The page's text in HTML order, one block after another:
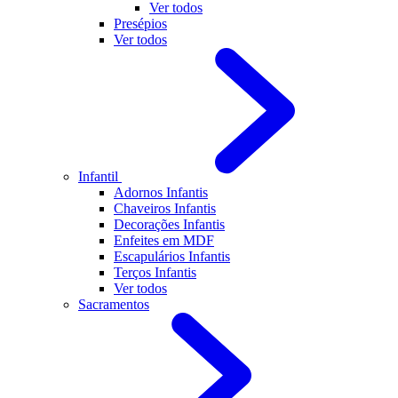
Ver todos
Presépios
Ver todos
Infantil
Adornos Infantis
Chaveiros Infantis
Decorações Infantis
Enfeites em MDF
Escapulários Infantis
Terços Infantis
Ver todos
Sacramentos